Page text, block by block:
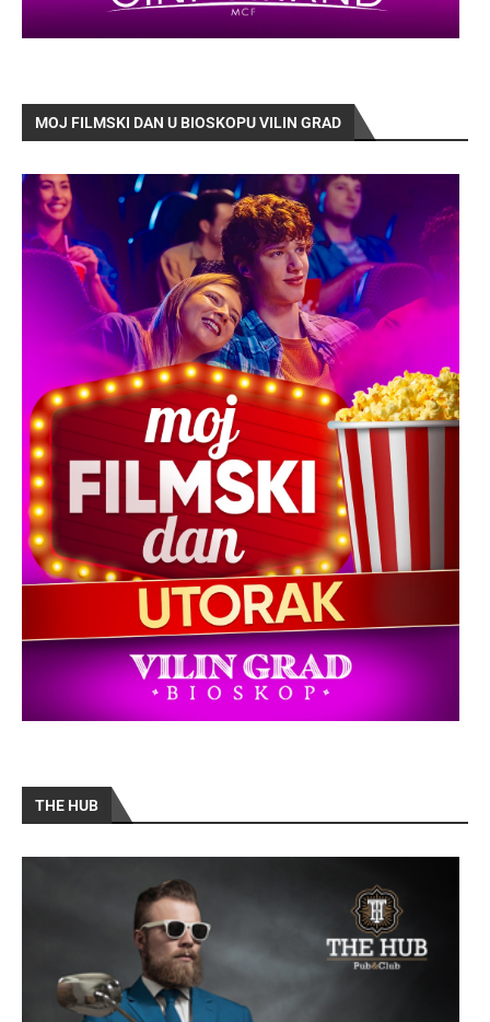
MOJ FILMSKI DAN U BIOSKOPU VILIN GRAD
THE HUB